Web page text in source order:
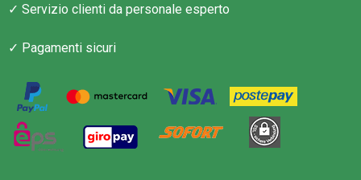
✓ Servizio clienti da personale esperto
✓ Pagamenti sicuri